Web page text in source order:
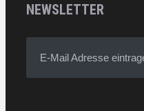
NEWSLETTER
E-Mail Adresse